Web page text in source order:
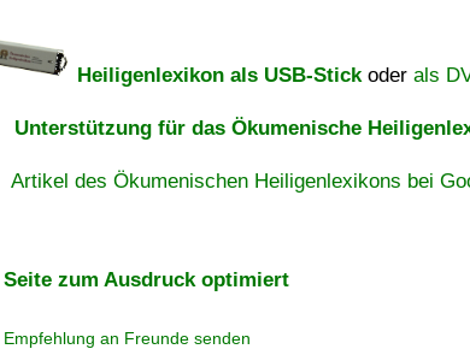
Heiligenlexikon als USB-Stickoder als
Unterstützung für das Ökumenische
Artikel des Ökumenischen Heiligenlexikons bei
Seite zum Ausdruck optimiert
Empfehlung an Freunde senden